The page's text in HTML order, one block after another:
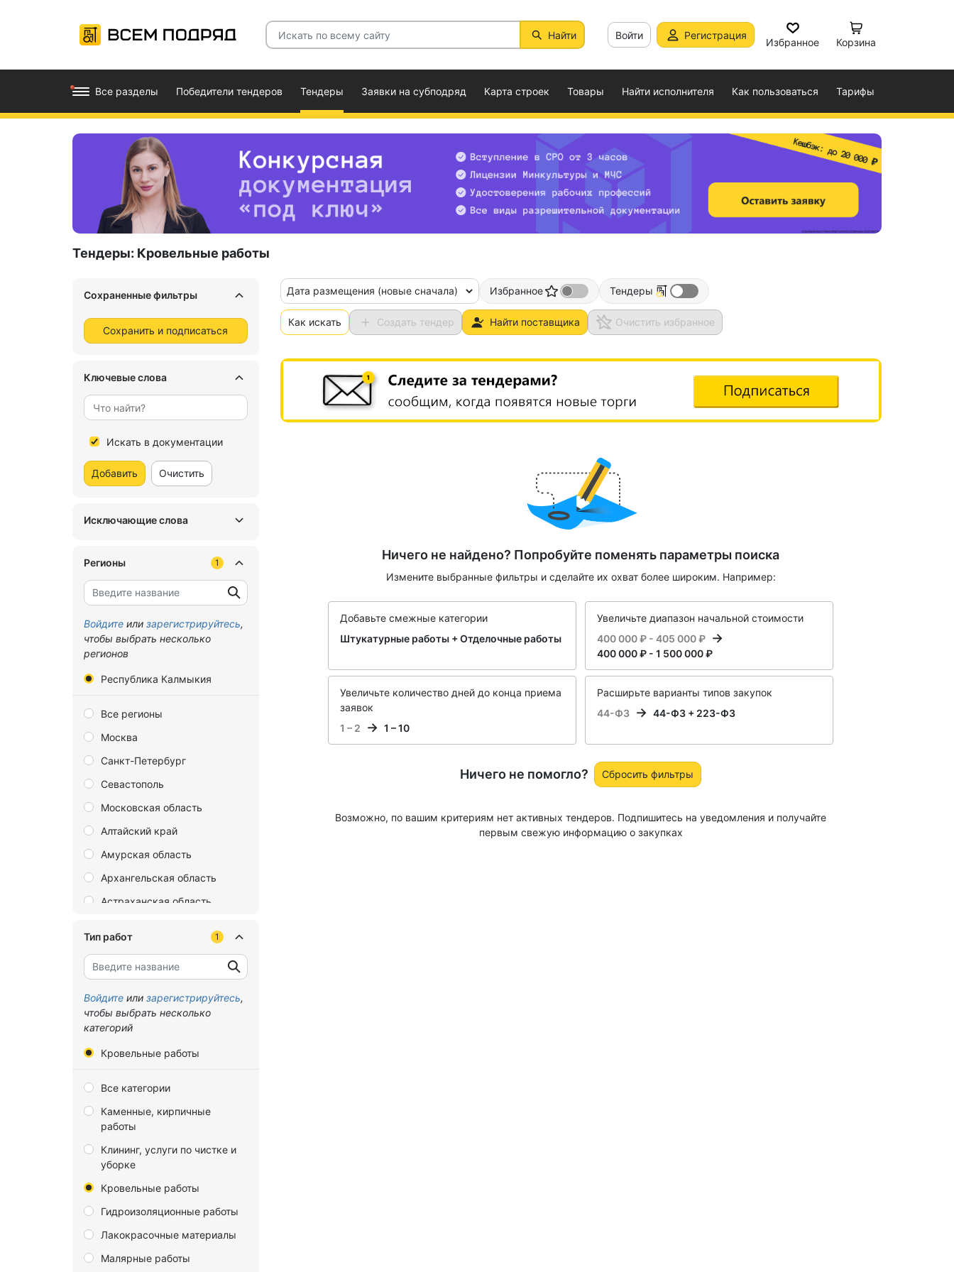
Найти Войти Регистрация
Избранное Корзина
Все разделы Победители тендеров Тендеры Заявки на субподряд Карта строек Товары Найти исполнителя Как пользоваться Тарифы
Тендеры: Кровельные работы
Сохраненные фильтры
Сохранить и подписаться
Ключевые слова
Искать в документации
Добавить Очистить
Исключающие слова
Регионы 1
Войдите или зарегистрируйтесь,
чтобы выбрать несколько
регионов
Республика Калмыкия
Все регионы
Москва
Санкт-Петербург
Севастополь
Московская область
Алтайский край
Амурская область
Архангельская область
Астраханская область
Брянская область
Владимирская область
Волгоградская область
Донецкая Народная
Еврейская автономная
Забайкальский край
Запорожская область
Ивановская область
Иркутская область
Калининградская область
Тип работ 1
Войдите или зарегистрируйтесь,
чтобы выбрать несколько
категорий
Кровельные работы
Все категории
Каменные, кирпичные
работы
Клининг, услуги по чистке и
уборке
Кровельные работы
Гидроизоляционные работы
Лакокрасочные материалы
Малярные работы
Дата размещения (новые сначала) Избранное Тендеры
Как искать Создать тендер Найти поставщика Очистить избранное
Ничего не найдено? Попробуйте поменять параметры поиска
Измените выбранные фильтры и сделайте их охват более широким. Например:
Добавьте смежные категории
Штукатурные работы + Отделочные работы
Увеличьте диапазон начальной стоимости
400 000 ₽ - 405 000 ₽
400 000 ₽ - 1 500 000 ₽
Увеличьте количество дней до конца приема
заявок
1 – 2
1 – 10
Расширьте варианты типов закупок
44-ФЗ
44-ФЗ + 223-ФЗ
Ничего не помогло? Сбросить фильтры
Возможно, по вашим критериям нет активных тендеров. Подпишитесь на уведомления и получайте
первым свежую информацию о закупках